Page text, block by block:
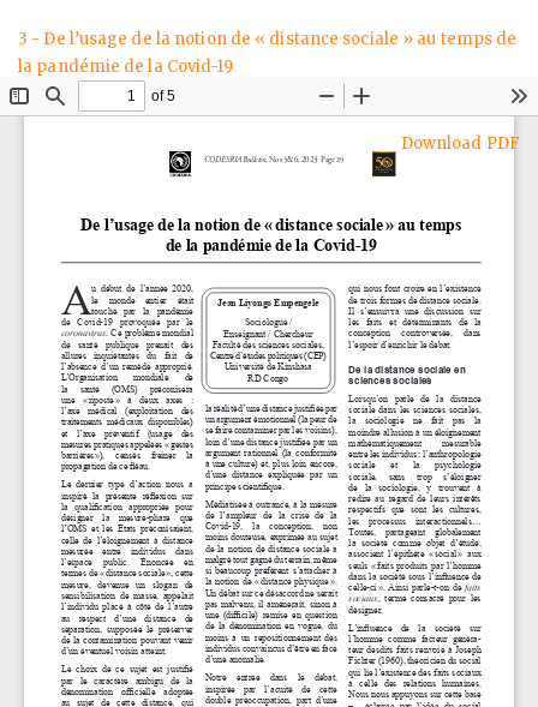
Article
Details
3 - De l’usage de la notion de « distance sociale » au temps de
la pandémie de la Covid-19
Download
Download PDF